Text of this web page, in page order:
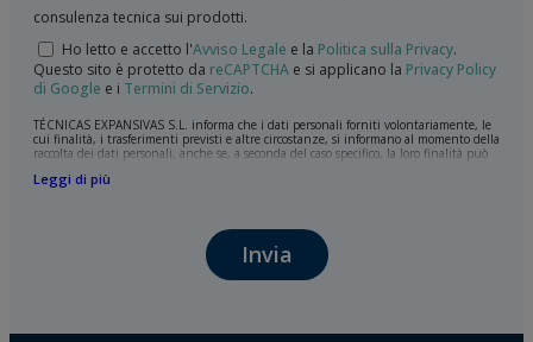
consulenza tecnica sui prodotti.
Ho letto e accetto l'Avviso Legale e la Politica sulla Privacy.
Questo sito è protetto da reCAPTCHA e si applicano la Privacy Policy
di Google e i Termini di Servizio.
TÉCNICAS EXPANSIVAS S.L. informa che i dati personali forniti volontariamente, le
cui finalità, i trasferimenti previsti e altre circostanze, si informano al momento della
raccolta dei dati personali, anche se, a seconda del caso specifico, la loro finalità può
mantenimento della relazione stabilita, la gestione integrale e commerciale dei
I dati contenuti nei nostri archivi sono assolutamente confidenziali e saranno
trattati con la massima riservatezza e nel rispetto di tutti i requisiti del
Regolamento Generale sulla Protezione dei Dati (GDPR) del 27 aprile 2016. I dati
rimarranno registrati nei nostri archivi per il tempo necessario allo scopo per il quale
Leggi di più
Invia